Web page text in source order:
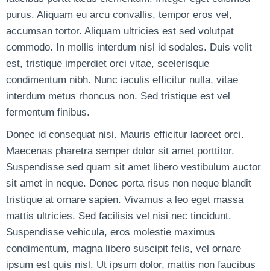
purus. Aliquam eu arcu convallis, tempor eros vel,
accumsan tortor. Aliquam ultricies est sed volutpat
commodo. In mollis interdum nisl id sodales. Duis velit
est, tristique imperdiet orci vitae, scelerisque
condimentum nibh. Nunc iaculis efficitur nulla, vitae
interdum metus rhoncus non. Sed tristique est vel
fermentum finibus.
Donec id consequat nisi. Mauris efficitur laoreet orci.
Maecenas pharetra semper dolor sit amet porttitor.
Suspendisse sed quam sit amet libero vestibulum auctor
sit amet in neque. Donec porta risus non neque blandit
tristique at ornare sapien. Vivamus a leo eget massa
mattis ultricies. Sed facilisis vel nisi nec tincidunt.
Suspendisse vehicula, eros molestie maximus
condimentum, magna libero suscipit felis, vel ornare
ipsum est quis nisl. Ut ipsum dolor, mattis non faucibus